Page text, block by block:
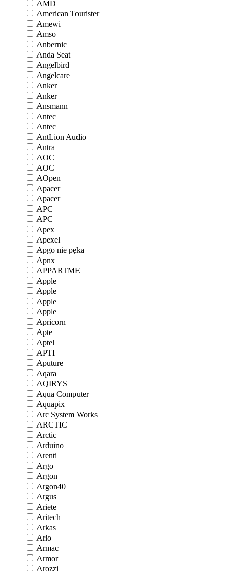
AMD
American Tourister
Amewi
Amso
Anbernic
Anda Seat
Angelbird
Angelcare
Anker
Anker
Ansmann
Antec
Antec
AntLion Audio
Antra
AOC
AOC
AOpen
Apacer
Apacer
APC
APC
Apex
Apexel
Apgo nie pęka
Apnx
APPARTME
Apple
Apple
Apple
Apple
Apricorn
Apte
Aptel
APTI
Aputure
Aqara
AQIRYS
Aqua Computer
Aquapix
Arc System Works
ARCTIC
Arctic
Arduino
Arenti
Argo
Argon
Argon40
Argus
Ariete
Aritech
Arkas
Arlo
Armac
Armor
Arozzi